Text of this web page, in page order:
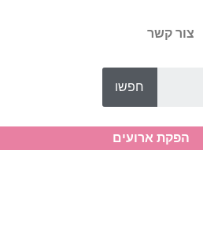
צור קשר
חפשו
הפקת ארועים